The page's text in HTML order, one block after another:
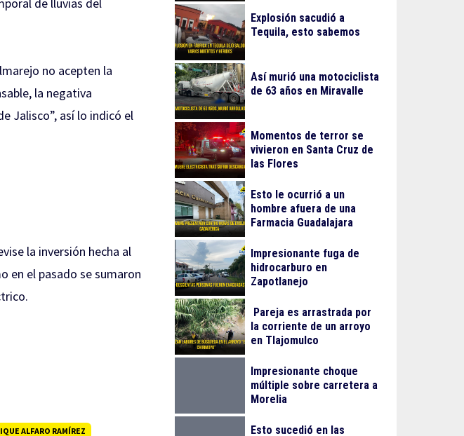
no acepten la
la negativa
Jalisco”, así lo indicó el
la inversión hecha al
en el pasado se sumaron
ALFARO RAMÍREZ
Explosión sacudió a
Tequila, esto sabemos
Así murió una motociclista
de 63 años en Miravalle
Momentos de terror se
vivieron en Santa Cruz de
las Flores
Esto le ocurrió a un
hombre afuera de una
Farmacia Guadalajara
Impresionante fuga de
hidrocarburo en
Zapotlanejo
Pareja es arrastrada por
la corriente de un arroyo
en Tlajomulco
Impresionante choque
múltiple sobre carretera a
Morelia
Esto sucedió en las